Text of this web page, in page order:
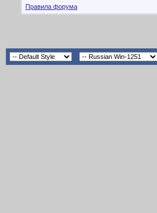
Правила форума